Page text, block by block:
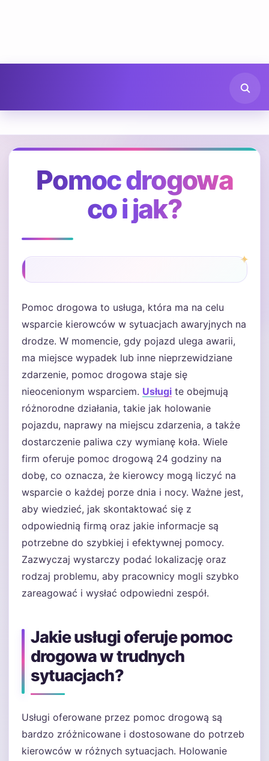
Pomoc drogowa
co i jak?
Pomoc drogowa to usługa, która ma na celu
wsparcie kierowców w sytuacjach awaryjnych na
drodze. W momencie, gdy pojazd ulega awarii,
ma miejsce wypadek lub inne nieprzewidziane
zdarzenie, pomoc drogowa staje się
nieocenionym wsparciem. Usługi te obejmują
różnorodne działania, takie jak holowanie
pojazdu, naprawy na miejscu zdarzenia, a także
dostarczenie paliwa czy wymianę koła. Wiele
firm oferuje pomoc drogową 24 godziny na
dobę, co oznacza, że kierowcy mogą liczyć na
wsparcie o każdej porze dnia i nocy. Ważne jest,
aby wiedzieć, jak skontaktować się z
odpowiednią firmą oraz jakie informacje są
potrzebne do szybkiej i efektywnej pomocy.
Zazwyczaj wystarczy podać lokalizację oraz
rodzaj problemu, aby pracownicy mogli szybko
zareagować i wysłać odpowiedni zespół.
Jakie usługi oferuje pomoc
drogowa w trudnych
sytuacjach?
Usługi oferowane przez pomoc drogową są
bardzo zróżnicowane i dostosowane do potrzeb
kierowców w różnych sytuacjach. Holowanie